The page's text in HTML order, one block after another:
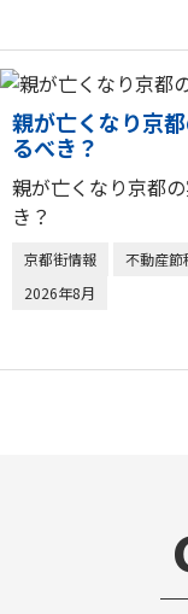
親が亡くなり京
るべき？
親が亡くなり京都
き？
京都街情報 不動産節
2026年8月